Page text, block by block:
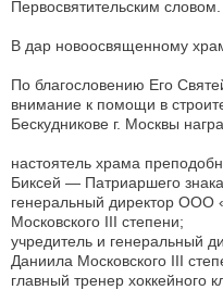
Первосвятительским словом.
В дар новоосвященному
По благословению Его
внимание к помощи в
Бескудникове г. Москвы
настоятель храма
Биксей — Патриаршего
генеральный директор ООО
Московского III степени;
учредитель и генеральный
Даниила Московского III
главный тренер